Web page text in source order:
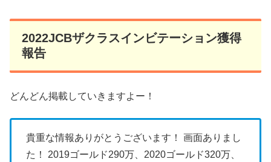
2022JCBザクラスインビテーション獲得
報告
どんどん掲載していきますよー！
貴重な情報ありがとうございます！
画面ありまし
た！
2019ゴールド290万、2020ゴールド320万、